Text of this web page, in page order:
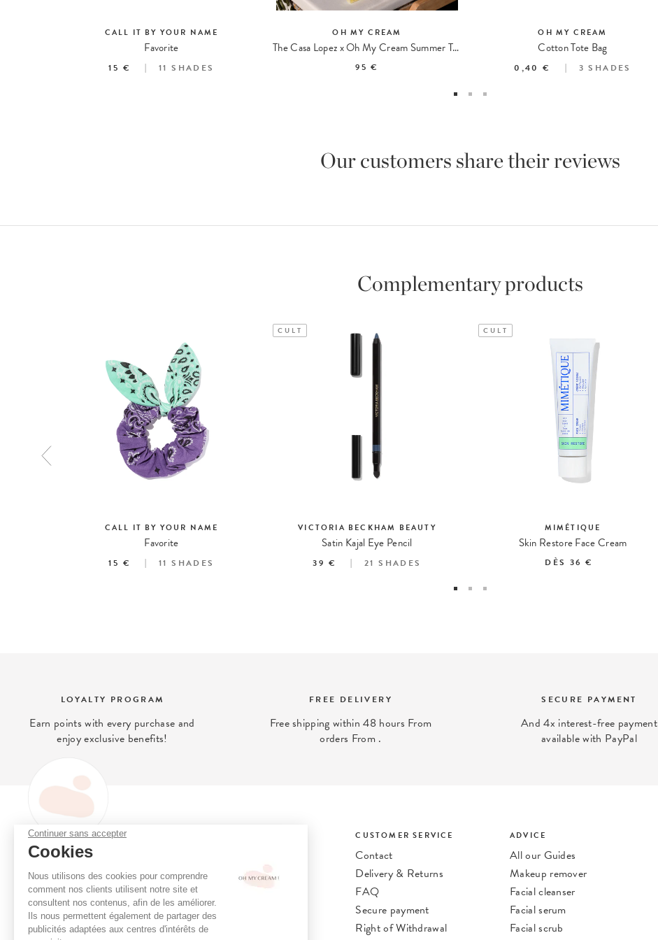
Continuer sans accepter
Cookies
Nous utilisons des cookies pour comprendre
comment nos clients utilisent notre site et
consultent nos contenus, afin de les améliorer.
Ils nous permettent également de partager des
publicités adaptées aux centres d'intérêts de
CALL IT BY YOUR NAME
Favorite
15 € 11 SHADES
OH MY CREAM
The Casa Lopez x Oh My Cream Summer Tote
95 €
OH MY CREAM
Cotton Tote Bag
0,40 € 3 SHADES
Our customers share their reviews
Complementary products
CALL IT BY YOUR NAME
Favorite
15 € 11 SHADES
CULT
VICTORIA BECKHAM BEAUTY
Satin Kajal Eye Pencil
39 € 21 SHADES
CULT
MIMÉTIQUE
Skin Restore Face Cream
DÈS 36 €
LOYALTY PROGRAM
Earn points with every purchase and
enjoy exclusive benefits!
FREE DELIVERY
Free shipping within 48 hours From
orders From .
SECURE PAYMENT
And 4x interest-free payment
available with PayPal
Oh My Cream is the (clean)
beauty concept store that gives
you access to what is best for
your skin.
Online consultation
Book a treatment
Stores
Cabin care menu
CUSTOMER SERVICE
Contact
Delivery & Returns
FAQ
Secure payment
Right of Withdrawal
ADVICE
All our Guides
Makeup remover
Facial cleanser
Facial serum
Facial scrub